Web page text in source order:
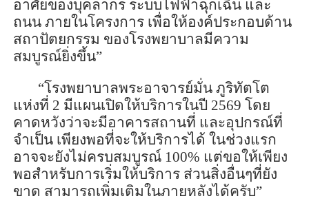
อาศัยของบุคลากร ระบบไฟฟ้าฉุกเฉิน และ
ถนน ภายในโครงการ เพื่อให้องค์ประกอบด้าน
สถาปัตยกรรม ของโรงพยาบาลมีความ
สมบูรณ์ยิ่งขึ้น”
“โรงพยาบาลพระอาจารย์มั่น ภูริทัตโต
แห่งที่ 2 มีแผนเปิดให้บริการในปี 2569 โดย
คาดหวังว่าจะมีอาคารสถานที่ และอุปกรณ์ที่
จำเป็น เพียงพอที่จะให้บริการได้ ในช่วงแรก
อาจจะยังไม่ครบสมบูรณ์ 100% แต่ขอให้เพียง
พอสำหรับการเริ่มให้บริการ ส่วนสิ่งอื่นๆที่ยัง
ขาด สามารถเพิ่มเติมในภายหลังได้ครับ”